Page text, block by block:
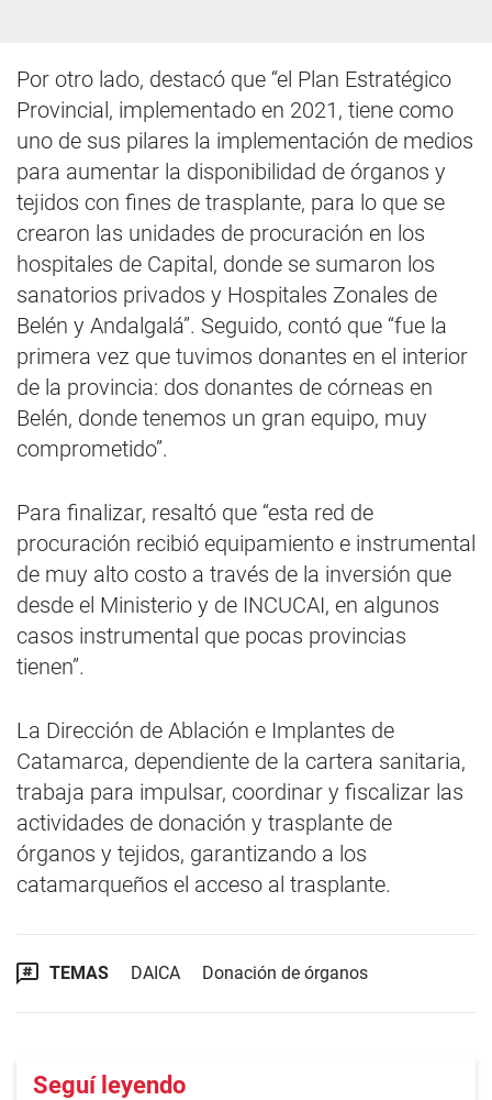
Por otro lado, destacó que “el Plan Estratégico
Provincial, implementado en 2021, tiene como
uno de sus pilares la implementación de medios
para aumentar la disponibilidad de órganos y
tejidos con fines de trasplante, para lo que se
crearon las unidades de procuración en los
hospitales de Capital, donde se sumaron los
sanatorios privados y Hospitales Zonales de
Belén y Andalgalá”. Seguido, contó que “fue la
primera vez que tuvimos donantes en el interior
de la provincia: dos donantes de córneas en
Belén, donde tenemos un gran equipo, muy
comprometido”.
Para finalizar, resaltó que “esta red de
procuración recibió equipamiento e instrumental
de muy alto costo a través de la inversión que
desde el Ministerio y de INCUCAI, en algunos
casos instrumental que pocas provincias
tienen”.
La Dirección de Ablación e Implantes de
Catamarca, dependiente de la cartera sanitaria,
trabaja para impulsar, coordinar y fiscalizar las
actividades de donación y trasplante de
órganos y tejidos, garantizando a los
catamarqueños el acceso al trasplante.
TEMAS DAICA Donación de órganos
Seguí leyendo